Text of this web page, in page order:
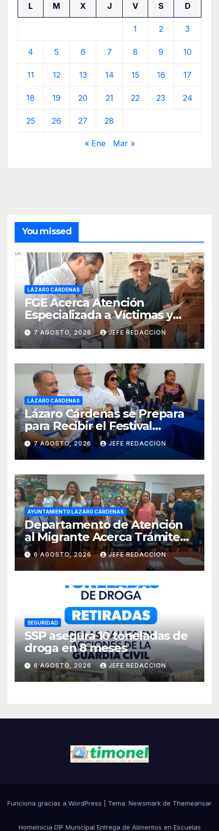
L M X J V S D
1 2 3
4 5 6 7 8 9 10
11 12 13 14 15 16 17
18 19 20 21 22 23 24
25 26 27 28
« Ene Mar »
You missed
LÁZARO CÁRDENAS
FGE Acerca Atención
Especializada a Víctimas y
Ciudadanía de Coalcomán
7 AGOSTO, 2026 JEFE REDACCION
LÁZARO CÁRDENAS
Lázaro Cárdenas se Prepara
para Recibir el Festival
Internacional de la Cerveza
Costa de Michoacán 2026
7 AGOSTO, 2026 JEFE REDACCION
AYUNTAMIENTO LÁZARO CÁRDENAS
Departamento de Atención
al Migrante Acerca Trámite
de Pasaportes
Estadounidenses a
Residentes de Lázaro
Cárdenas
6 AGOSTO, 2026 JEFE REDACCION
SEGURIDAD
SSP asegura 10 toneladas de
droga en 8 meses
6 AGOSTO, 2026 JEFE REDACCION
Funciona gracias a WordPress Tema: Newsmark de Themeansar
HomeInicia DIF Municipal Entrega de Alimentos en Escuelas